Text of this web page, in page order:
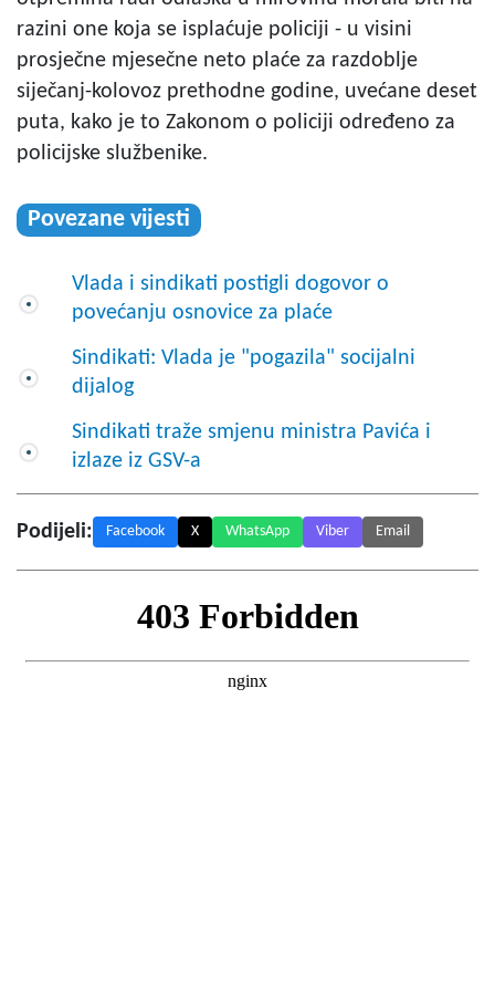
razini one koja se isplaćuje policiji - u visini
prosječne mjesečne neto plaće za razdoblje
siječanj-kolovoz prethodne godine, uvećane deset
puta, kako je to Zakonom o policiji određeno za
policijske službenike.
Povezane vijesti
Vlada i sindikati postigli dogovor o
povećanju osnovice za plaće
Sindikati: Vlada je "pogazila" socijalni
dijalog
Sindikati traže smjenu ministra Pavića i
izlaze iz GSV-a
Podijeli: Facebook X WhatsApp Viber Email